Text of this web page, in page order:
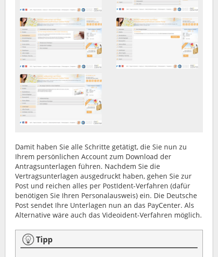
Damit haben Sie alle Schritte getätigt, die Sie nun zu
Ihrem persönlichen Account zum Download der
Antragsunterlagen führen. Nachdem Sie die
Vertragsunterlagen ausgedruckt haben, gehen Sie zur
Post und reichen alles per PostIdent-Verfahren (dafür
benötigen Sie Ihren Personalausweis) ein. Die Deutsche
Post sendet Ihre Unterlagen nun an das PayCenter. Als
Alternative wäre auch das Videoident-Verfahren möglich.
Tipp